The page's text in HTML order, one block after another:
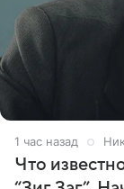
1 час назад
Что